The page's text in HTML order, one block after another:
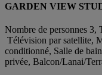
GARDEN VIEW
Nombre de personnes
Télévision par satellite,
conditionné, Salle de
privée, Balcon/Lanai/